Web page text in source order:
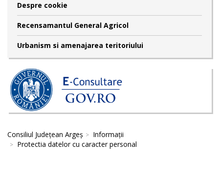
Despre cookie
Recensamantul General Agricol
Urbanism si amenajarea teritoriului
Consiliul Județean Argeș
Informații
Protectia datelor cu caracter personal